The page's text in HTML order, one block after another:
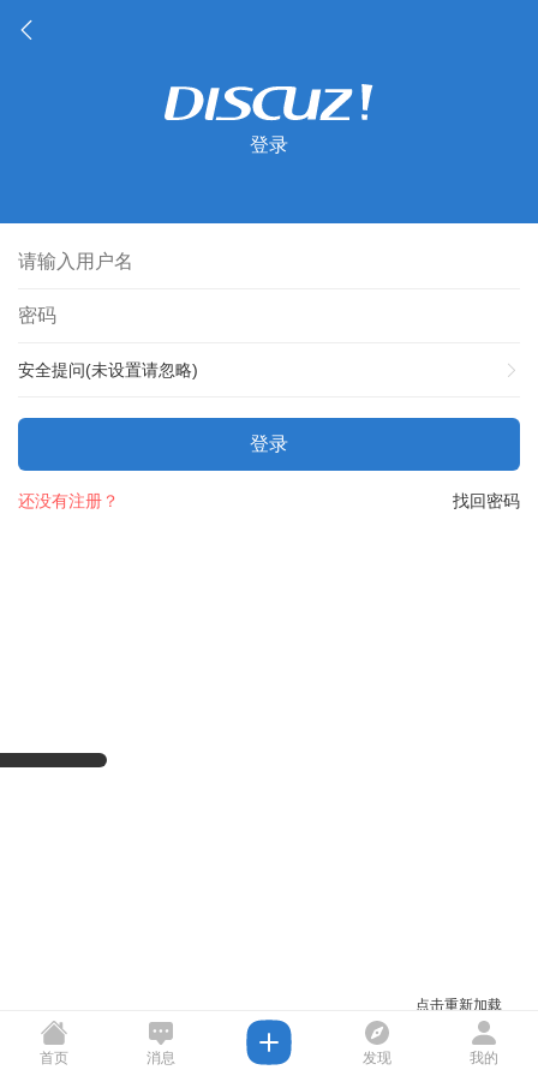
登录
安全提问(未设置请忽略)
登录
找回密码
还没有注册？
点击重新加载
首页 消息 发现 我的